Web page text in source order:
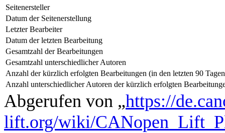
Seitenersteller
Datum der Seitenerstellung
Letzter Bearbeiter
Datum der letzten Bearbeitung
Gesamtzahl der Bearbeitungen
Gesamtzahl unterschiedlicher Autoren
Anzahl der kürzlich erfolgten Bearbeitungen (in den letzten 90
Anzahl unterschiedlicher Autoren der kürzlich erfolgten
Abgerufen von „https://
lift.org/wiki/